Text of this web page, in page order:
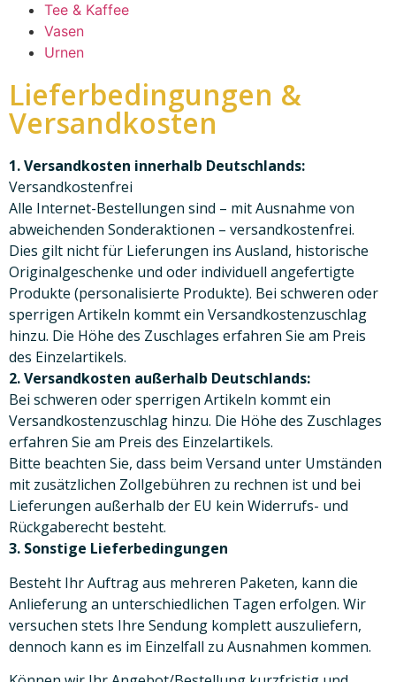
Tee & Kaffee
Vasen
Urnen
Lieferbedingungen &
Versandkosten
1. Versandkosten innerhalb Deutschlands:
Versandkostenfrei
Alle Internet-Bestellungen sind – mit Ausnahme von
abweichenden Sonderaktionen – versandkostenfrei.
Dies gilt nicht für Lieferungen ins Ausland, historische
Originalgeschenke und oder individuell angefertigte
Produkte (personalisierte Produkte). Bei schweren oder
sperrigen Artikeln kommt ein Versandkostenzuschlag
hinzu. Die Höhe des Zuschlages erfahren Sie am Preis
des Einzelartikels.
2. Versandkosten außerhalb Deutschlands:
Bei schweren oder sperrigen Artikeln kommt ein
Versandkostenzuschlag hinzu. Die Höhe des Zuschlages
erfahren Sie am Preis des Einzelartikels.
Bitte beachten Sie, dass beim Versand unter Umständen
mit zusätzlichen Zollgebühren zu rechnen ist und bei
Lieferungen außerhalb der EU kein Widerrufs- und
Rückgaberecht besteht.
3. Sonstige Lieferbedingungen
Besteht Ihr Auftrag aus mehreren Paketen, kann die
Anlieferung an unterschiedlichen Tagen erfolgen. Wir
versuchen stets Ihre Sendung komplett auszuliefern,
dennoch kann es im Einzelfall zu Ausnahmen kommen.